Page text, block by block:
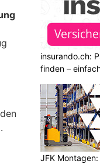
insurando.ch:
finden –
JFK